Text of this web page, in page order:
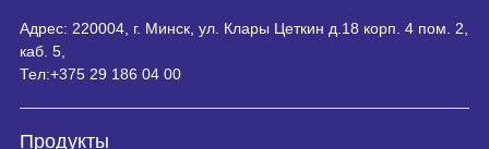
Адрес: 220004, г. Минск, ул. Клары Цеткин д.18 корп. 4 пом. 2,
каб. 5,
Тел:+375 29 186 04 00
Продукты